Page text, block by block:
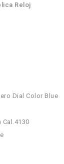
Reloj
Dial Color Blue